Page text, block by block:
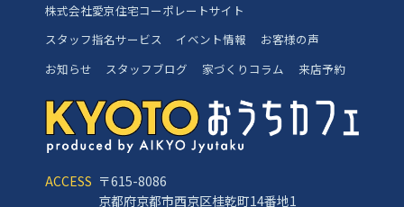
ACCESS 〒615-8086
京都府京都市西京区桂乾町14番地1
株式会社愛京住宅コーポレートサイト
スタッフ指名サービス
イベント情報
お客様の声
お知らせ
スタッフブログ 家づくりコラム 来店予約